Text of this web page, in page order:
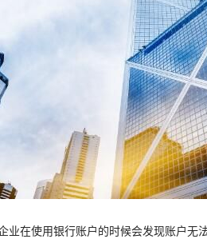
业在使用银行账户的时候会发现账户无